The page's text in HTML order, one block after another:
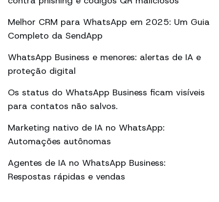
Melhor CRM para WhatsApp em 2025: Um Guia
Completo da SendApp
WhatsApp Business e menores: alertas de IA e
proteção digital
Os status do WhatsApp Business ficam visíveis
para contatos não salvos.
Marketing nativo de IA no WhatsApp:
Automações autônomas
Agentes de IA no WhatsApp Business:
Respostas rápidas e vendas